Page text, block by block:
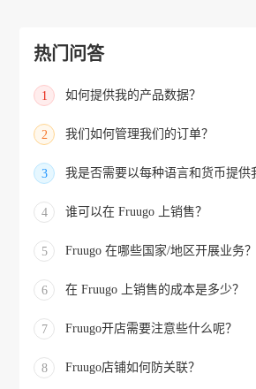
热门问答
1 如何提供我的产品数据？
2 我们如何管理我们的订单？
3
4 谁可以在 Fruugo 上销售？
5 Fruugo 在哪些国家/地区开展业务？
6 在 Fruugo 上销售的成本是多少？
7 Fruugo开店需要注意些什么呢？
8 Fruugo店铺如何防关联？